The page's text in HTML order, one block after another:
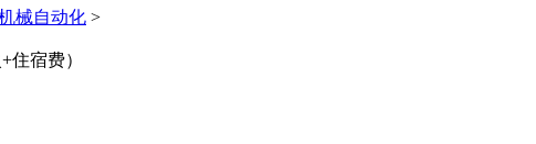
械自动化 >
住宿费）